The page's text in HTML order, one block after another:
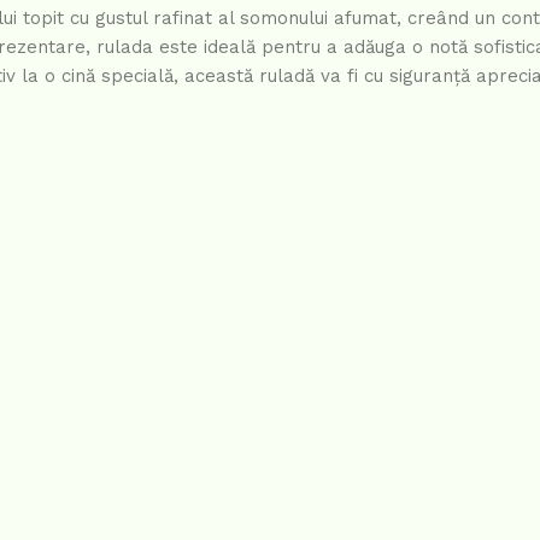
topit cu gustul rafinat al somonului afumat, creând un
rulada este ideală pentru a adăuga o notă
la o cină specială, această ruladă va fi cu siguranță